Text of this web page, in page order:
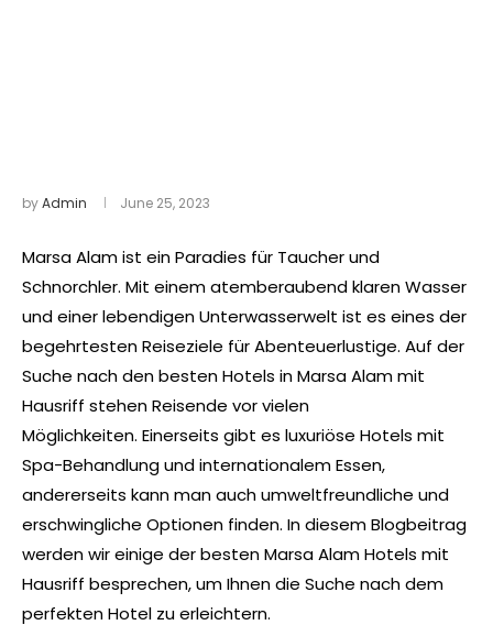
byAdmin June 25, 2023
Marsa Alam ist ein Paradies für Taucher und
Schnorchler. Mit einem atemberaubend klaren Wasser
und einer lebendigen Unterwasserwelt ist es eines der
begehrtesten Reiseziele für Abenteuerlustige. Auf der
Suche nach den besten Hotels in Marsa Alam mit
Hausriff stehen Reisende vor vielen
Möglichkeiten. Einerseits gibt es luxuriöse Hotels mit
Spa-Behandlung und internationalem Essen,
andererseits kann man auch umweltfreundliche und
erschwingliche Optionen finden. In diesem Blogbeitrag
werden wir einige der besten Marsa Alam Hotels mit
Hausriff besprechen, um Ihnen die Suche nach dem
perfekten Hotel zu erleichtern.